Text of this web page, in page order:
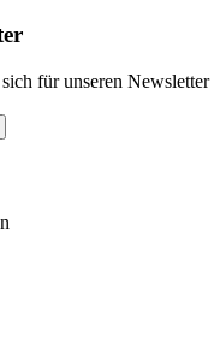
für unseren Newsletter